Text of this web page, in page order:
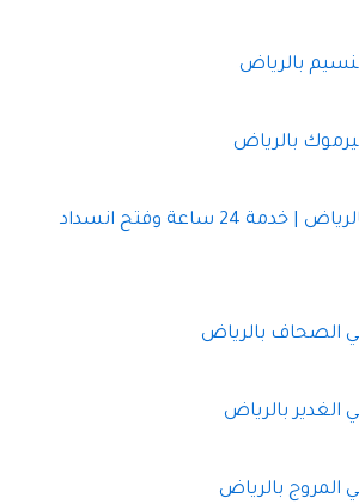
بالرياض
بالرياض
تسليك مجاري بالرياض | خدمة 24 ساعة وفتح انسداد
الصحاف بالرياض
بالرياض
بالرياض